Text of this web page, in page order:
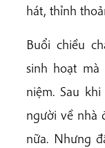
hát, thỉnh
Buổi chiều
sinh hoạt
niệm. Sau
người về nhà
nữa. Nhưng